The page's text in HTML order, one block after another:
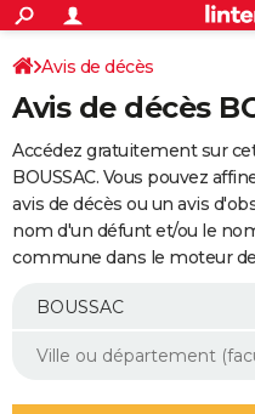
ACTUALITÉS
Politique
Société
Faits Divers
Education
Monde
Villes
+
SPORT
Coupe du monde 2026
Football
Tennis
Cyclisme
Rugby
Forum
Programme TV
TNT
Streaming
Cinéma
Sorties cinéma
Musique
+
FINANCE
Retraite
Epargne
Immobilier
Risques naturels par ville
Banque
Assurance
AUTO
Essais
Réserver un essai
Citadines
Berlines
SUV
Forum auto
+
Mobiles
Meilleur smartphone
Internet
Ordinateurs
Jeux vidéo
Guide high-tech
Aménagement intérieur
Avis de décès
Avis de décès
Accédez gratuitement sur
BOUSSAC. Vous pouvez
avis de décès ou un avis
nom d'un défunt et/ou le
commune dans le moteur